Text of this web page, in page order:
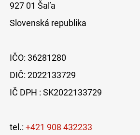
927 01 Šaľa
Slovenská republika
IČO: 36281280
DIČ: 2022133729
IČ DPH : SK2022133729
tel.: +421 908 432233